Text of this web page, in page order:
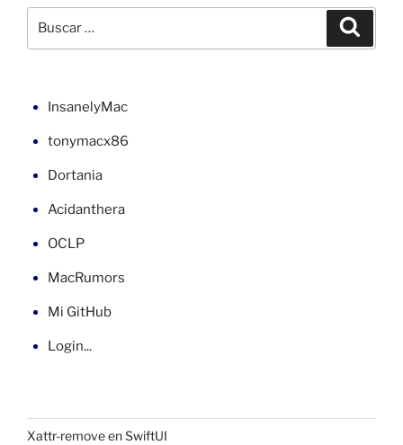
IIS
por:
InsanelyMac
tonymacx86
Dortania
Acidanthera
OCLP
MacRumors
Mi GitHub
Login...
Xattr-remove en SwiftUI